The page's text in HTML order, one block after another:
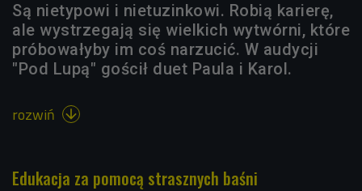
Są nietypowi i nietuzinkowi. Robią karierę,
ale wystrzegają się wielkich wytwórni, które
próbowałyby im coś narzucić. W audycji
"Pod Lupą" gościł duet Paula i Karol.
rozwiń 
Edukacja za pomocą strasznych baśni